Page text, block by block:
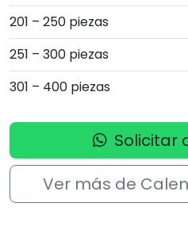
201 – 250 piezas
251 – 300 piezas
301 – 400 piezas
Solicitar
Ver más de